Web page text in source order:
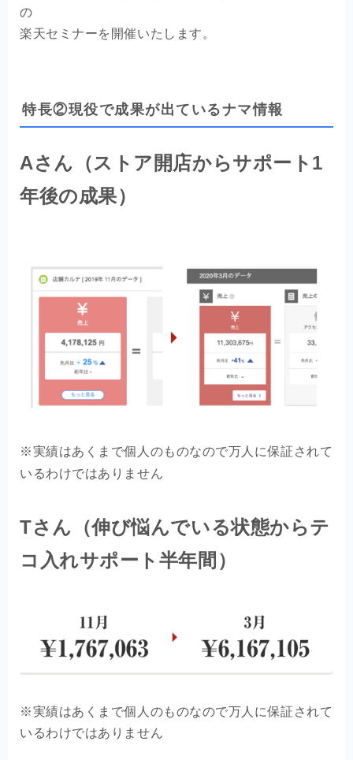
の
楽天セミナーを開催いたします。
特長②現役で成果が出ているナマ情報
Aさん（ストア開店からサポート1
年後の成果）
※実績はあくまで個人のものなので万人に保証されて
いるわけではありません
Tさん（伸び悩んでいる状態からテ
コ入れサポート半年間）
※実績はあくまで個人のものなので万人に保証されて
いるわけではありません